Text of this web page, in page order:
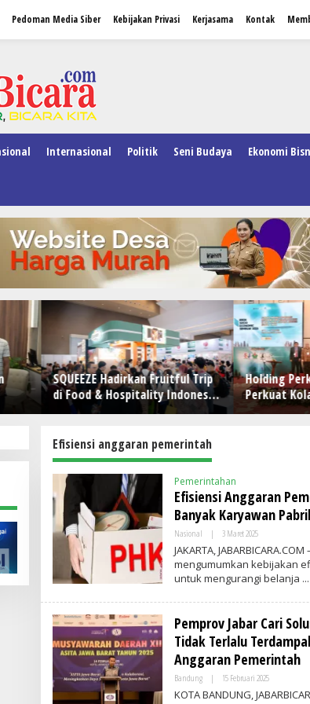
Pedoman Media Siber Kebijakan Privasi Kerjasama Kontak
Internasional Politik Seni Budaya Ekonomi
SQUEEZE Hadirkan Fruitful Trip
di Food & Hospitality Indonesia
(FHI) 2026: Wadah Kolaborasi
Pengalaman, dan Pertumbuhan
Bersama
Holding
Perkuat Kolaborasi
RPN Gelar IRRDB
Efisiensi anggaran pemerintah
Pemerintahan
Efisiensi Anggaran
Banyak Karyawan
Nasional | 3 Maret 2025O
L
E
H
A
D
M
N
JAKARTA,
mengumumkan kebijakan
untuk mengurangi belanja
Pemprov Jabar Cari
Tidak Terlalu
Anggaran Pemerintah
Bandung | 15 Februari 2025O
L
E
KOTA BANDUNG,